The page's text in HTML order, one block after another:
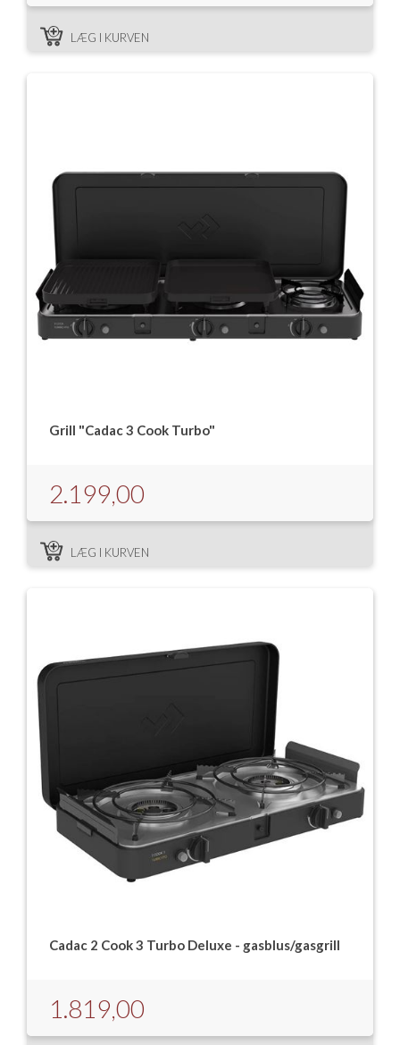
LÆG I KURVEN
Grill "Cadac 3 Cook Turbo"
2.199,00
LÆG I KURVEN
Cadac 2 Cook 3 Turbo Deluxe - gasblus/gasgrill
1.819,00